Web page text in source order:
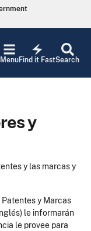
Search
electric_bolt
Find it Fast
Menu
y
y las marcas y
y Marcas
le informarán
le provee para